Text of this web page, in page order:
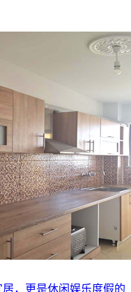
，更是休闲娱乐度假的